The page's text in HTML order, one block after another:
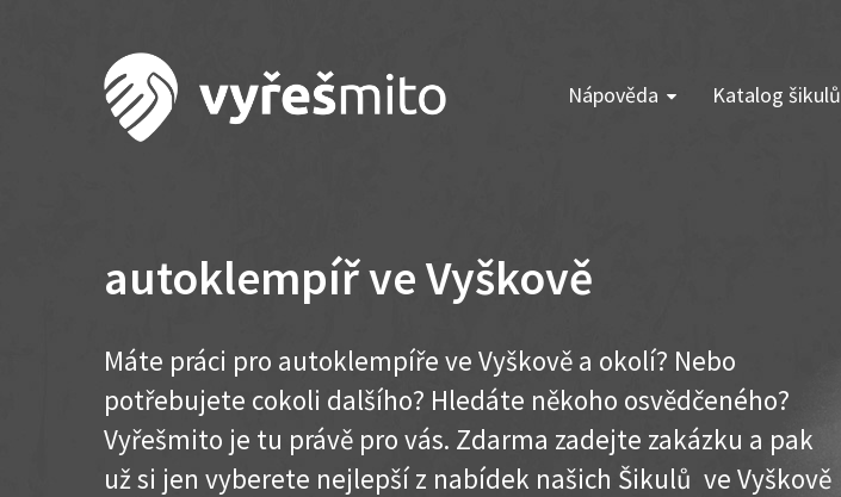
Nápověda Katalog šikulů
autoklempíř ve Vyškově
Máte práci pro autoklempíře ve Vyškově a okolí? Nebo
potřebujete cokoli dalšího? Hledáte někoho osvědčeného?
Vyřešmito je tu právě pro vás. Zdarma zadejte zakázku a pak
už si jen vyberete nejlepší z nabídek našich Šikulů ve Vyškově